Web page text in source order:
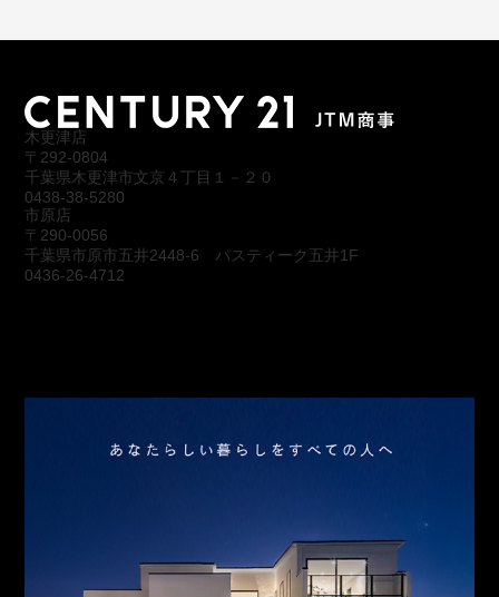
木更津店
〒292-0804
千葉県木更津市文京４丁目１－２０
0438-38-5280
市原店
〒290-0056
千葉県市原市五井2448-6 パスティーク五井1F
0436-26-4712